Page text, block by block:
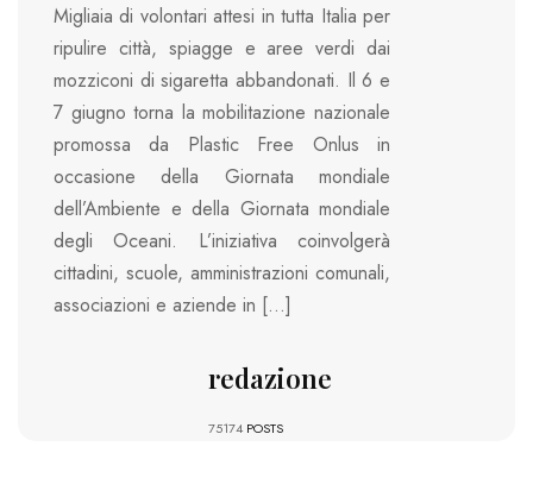
Migliaia di volontari attesi in tutta Italia per
ripulire città, spiagge e aree verdi dai
mozziconi di sigaretta abbandonati. Il 6 e
7 giugno torna la mobilitazione nazionale
promossa da Plastic Free Onlus in
occasione della Giornata mondiale
dell’Ambiente e della Giornata mondiale
degli Oceani. L’iniziativa coinvolgerà
cittadini, scuole, amministrazioni comunali,
associazioni e aziende in […]
redazione
75174 POSTS